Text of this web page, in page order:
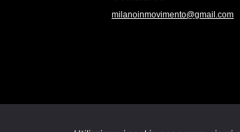
milanoinmovimento@gmail.com